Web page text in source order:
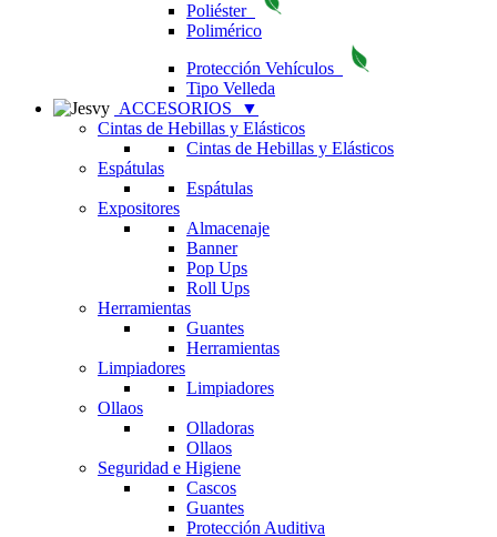
Poliéster
Polimérico
Protección Vehículos
Tipo Velleda
ACCESORIOS
▼
Cintas de Hebillas y Elásticos
Cintas de Hebillas y Elásticos
Espátulas
Espátulas
Expositores
Almacenaje
Banner
Pop Ups
Roll Ups
Herramientas
Guantes
Herramientas
Limpiadores
Limpiadores
Ollaos
Olladoras
Ollaos
Seguridad e Higiene
Cascos
Guantes
Protección Auditiva